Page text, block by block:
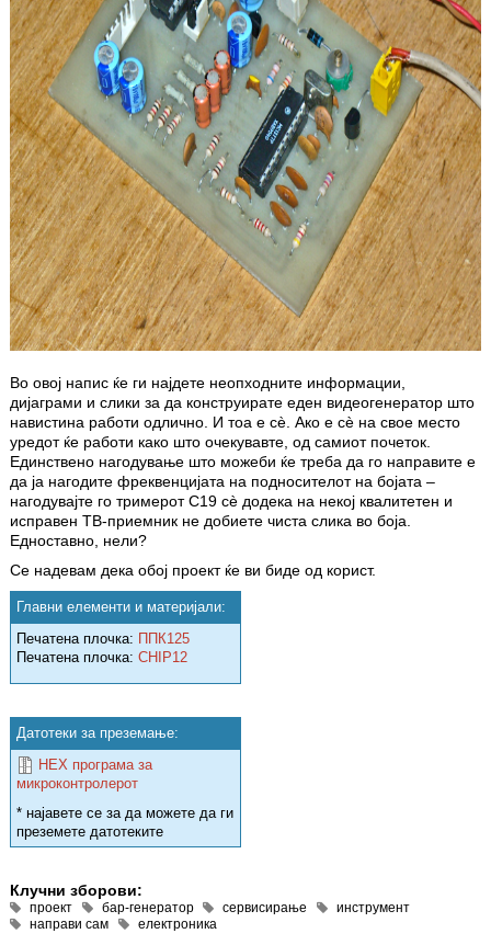
Во овој напис ќе ги најдете неопходните информации,
дијаграми и слики за да конструирате еден видеогенератор што
навистина работи одлично. И тоа е сè. Ако е сè на свое место
уредот ќе работи како што очекувавте, од самиот почеток.
Единствено нагодување што можеби ќе треба да го направите е
да ја нагодите фреквенцијата на подносителот на бојата –
нагодувајте го тримерот C19 сè додека на некој квалитетен и
исправен ТВ-приемник не добиете чиста слика во боја.
Едноставно, нели?
Се надевам дека обој проект ќе ви биде од корист.
Главни елементи и материјали:
Печатена плочка: ППК125
Печатена плочка: CHIP12
Датотеки за преземање:
HEX програма за
микроконтролерот
* најавете се за да можете да ги
преземете датотеките
Клучни зборови:
проект бар-генератор сервисирање
инструмент
направи сам
електроника